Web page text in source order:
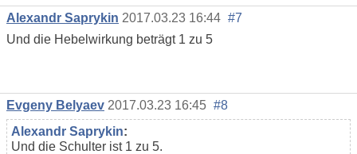
Alexandr Saprykin 2017.03.23 16:44 #7
Und die Hebelwirkung beträgt 1 zu 5
Evgeny Belyaev 2017.03.23 16:45 #8
Alexandr Saprykin:
Und die Schulter ist 1 zu 5.